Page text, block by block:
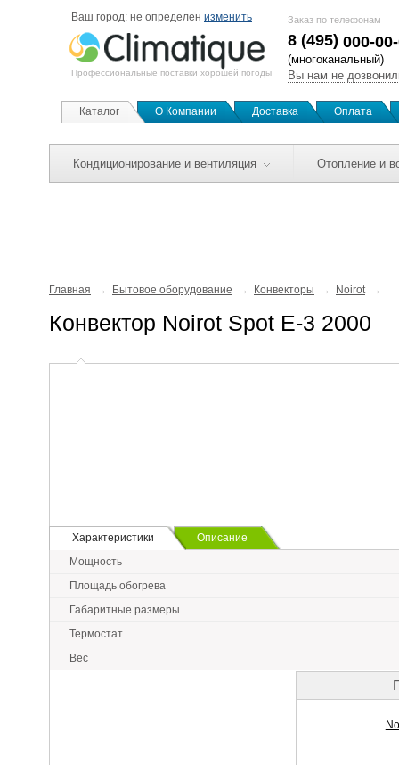
Ваш город: не определен изменить
Профессиональные поставки хорошей погоды
Заказ по телефонам
8 (495) 000-
(многоканальный)
Вы нам не
Каталог О Компании Доставка Оплата
Кондиционирование и вентиляция Отопление и
Главная Бытовое оборудование Конвекторы Noirot
Конвектор Noirot Spot E-3 2000
Характеристики
Описание
Мощность
Площадь обогрева
Габаритные размеры
Термостат
Вес